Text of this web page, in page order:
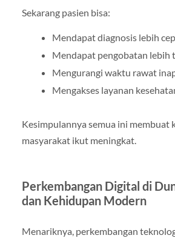
Sekarang pasien bisa:
Mendapat diagnosis lebih
Mendapat pengobatan lebih
Mengurangi waktu rawat
Mengakses layanan
Kesimpulannya semua ini membuat
masyarakat ikut meningkat.
Perkembangan Digital di
dan Kehidupan Modern
Menariknya, perkembangan